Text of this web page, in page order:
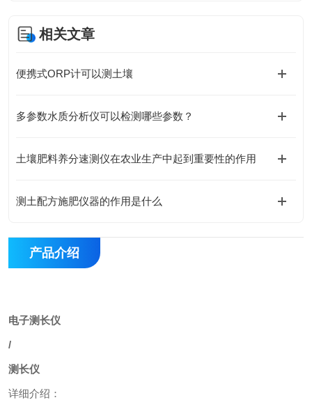
相关文章
便携式ORP计可以测土壤
多参数水质分析仪可以检测哪些参数？
土壤肥料养分速测仪在农业生产中起到重要性的作用
测土配方施肥仪器的作用是什么
产品介绍
电子测长仪
/
测长仪
详细介绍：